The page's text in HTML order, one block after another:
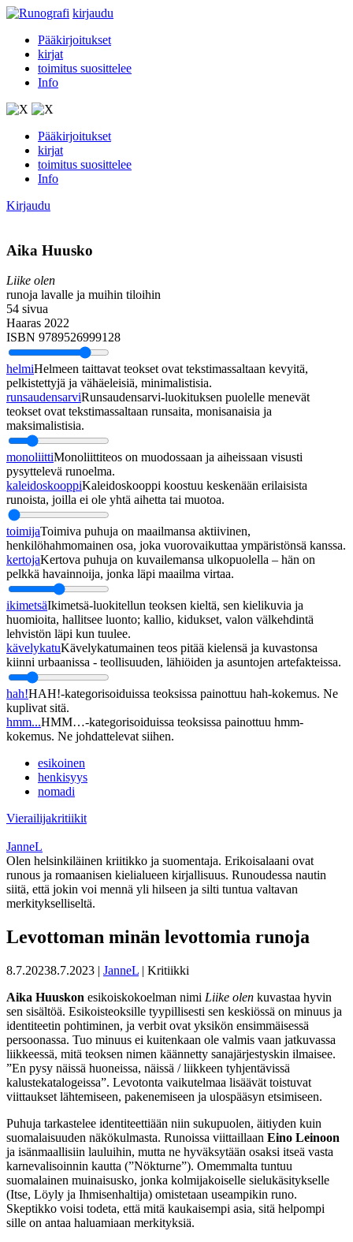
kirjaudu
Pääkirjoitukset
kirjat
toimitus suosittelee
Info
Pääkirjoitukset
kirjat
toimitus suosittelee
Info
Kirjaudu
Aika Huusko
Liike olen
runoja lavalle ja muihin tiloihin
54 sivua
Haaras 2022
ISBN 9789526999128
helmiHelmeen taittavat teokset ovat tekstimassaltaan kevyitä,
pelkistettyjä ja vähäeleisiä, minimalistisia.
runsaudensarviRunsaudensarvi-luokituksen puolelle menevät
teokset ovat tekstimassaltaan runsaita, monisanaisia ja
maksimalistisia.
monoliittiMonoliittiteos on muodossaan ja aiheissaan visusti
pysyttelevä runoelma.
kaleidoskooppiKaleidoskooppi koostuu keskenään erilaisista
runoista, joilla ei ole yhtä aihetta tai muotoa.
toimijaToimiva puhuja on maailmansa aktiivinen,
henkilöhahmomainen osa, joka vuorovaikuttaa ympäristönsä kanssa.
kertojaKertova puhuja on kuvailemansa ulkopuolella – hän on
pelkkä havainnoija, jonka läpi maailma virtaa.
ikimetsäIkimetsä-luokitellun teoksen kieltä, sen kielikuvia ja
huomioita, hallitsee luonto; kallio, kidukset, valon välkehdintä
lehvistön läpi kun tuulee.
kävelykatuKävelykatumainen teos pitää kielensä ja kuvastonsa
kiinni urbaanissa - teollisuuden, lähiöiden ja asuntojen artefakteissa.
hah!HAH!-kategorisoiduissa teoksissa painottuu hah-kokemus. Ne
kuplivat sitä.
hmm...HMM…-kategorisoiduissa teoksissa painottuu hmm-
kokemus. Ne johdattelevat siihen.
esikoinen
henkisyys
nomadi
Vierailijakritiikit
JanneL
Olen helsinkiläinen kriitikko ja suomentaja. Erikoisalaani ovat
runous ja romaanisen kielialueen kirjallisuus. Runoudessa nautin
siitä, että jokin voi mennä yli hilseen ja silti tuntua valtavan
merkitykselliseltä.
Levottoman minän levottomia runoja
8.7.20238.7.2023 | JanneL | Kritiikki
Aika Huuskon esikoiskokoelman nimi Liike olen kuvastaa hyvin
sen sisältöä. Esikoisteoksille tyypillisesti sen keskiössä on minuus ja
identiteetin pohtiminen, ja verbit ovat yksikön ensimmäisessä
persoonassa. Tuo minuus ei kuitenkaan ole valmis vaan jatkuvassa
liikkeessä, mitä teoksen nimen käännetty sanajärjestyskin ilmaisee.
”En pysy näissä huoneissa, näissä / liikkeen tyhjentävissä
kalustekatalogeissa”. Levotonta vaikutelmaa lisäävät toistuvat
viittaukset lähtemiseen, pakenemiseen ja ulospääsyn etsimiseen.
Puhuja tarkastelee identiteettiään niin sukupuolen, äitiyden kuin
suomalaisuuden näkökulmasta. Runoissa viittaillaan Eino Leinoon
ja isänmaallisiin lauluihin, mutta ne hyväksytään osaksi itseä vasta
karnevalisoinnin kautta (”Nökturne”). Omemmalta tuntuu
suomalainen muinaisusko, jonka kolmijakoiselle sielukäsitykselle
(Itse, Löyly ja Ihmisenhaltija) omistetaan useampikin runo.
Skeptikko voisi todeta, että mitä kaukaisempi asia, sitä helpompi
sille on antaa haluamiaan merkityksiä.